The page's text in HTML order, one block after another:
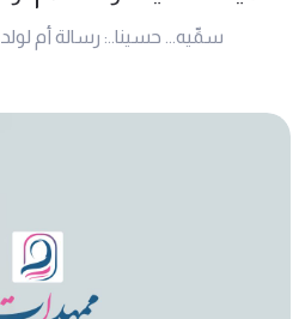
سمِّيه... حسينا..: رسالة أم